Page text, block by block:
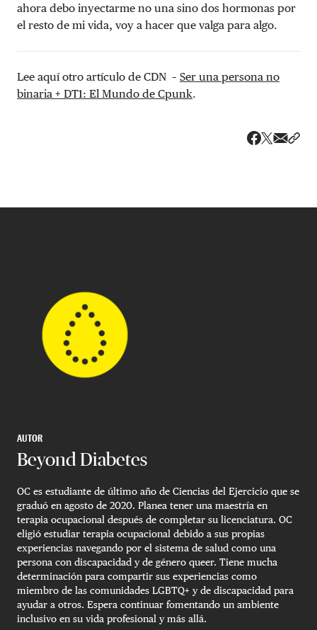
ahora debo inyectarme no una sino dos hormonas por
el resto de mi vida, voy a hacer que valga para algo.
Lee aquí otro artículo de CDN – Ser una persona no
binaria + DT1: El Mundo de Cpunk.
AUTOR
Beyond Diabetes
OC es estudiante de último año de Ciencias del Ejercicio que se
graduó en agosto de 2020. Planea tener una maestría en
terapia ocupacional después de completar su licenciatura. OC
eligió estudiar terapia ocupacional debido a sus propias
experiencias navegando por el sistema de salud como una
persona con discapacidad y de género queer. Tiene mucha
determinación para compartir sus experiencias como
miembro de las comunidades LGBTQ+ y de discapacidad para
ayudar a otros. Espera continuar fomentando un ambiente
inclusivo en su vida profesional y más allá.